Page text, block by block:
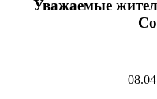
Уважаемые